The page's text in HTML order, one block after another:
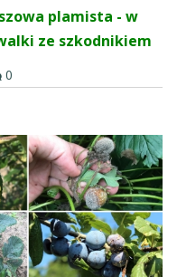
plamista - w
ze szkodnikiem
0